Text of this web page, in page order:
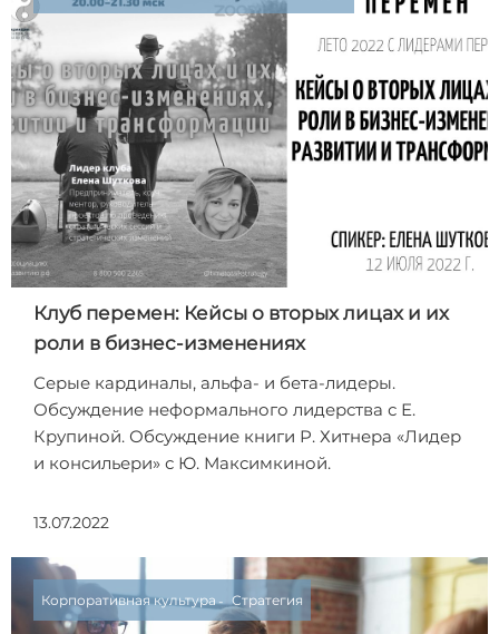
Клуб перемен: Кейсы о вторых лицах и их
роли в бизнес-изменениях
Серые кардиналы, альфа- и бета-лидеры.
Обсуждение неформального лидерства с Е.
Крупиной. Обсуждение книги Р. Хитнера «Лидер
и консильери» с Ю. Максимкиной.
13.07.2022
Корпоративная культура Стратегия